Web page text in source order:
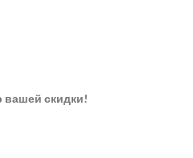
вашей скидки!